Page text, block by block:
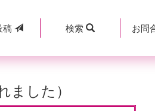
稿 検索 お問
した）